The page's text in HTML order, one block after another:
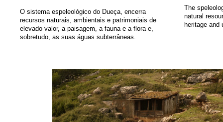
O sistema espeleológico do Dueça, encerra
recursos naturais, ambientais e patrimoniais de
elevado valor, a paisagem, a fauna e a flora e,
sobretudo, as suas águas subterrâneas.
The
natural
heritage and